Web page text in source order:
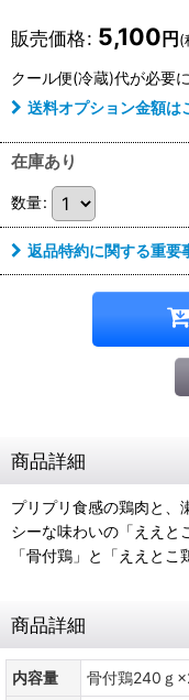
販売価格: 5,100円(
クール便(冷蔵)代が必要
送料オプション金額は
在庫あり
数量:
返品特約に関する重要
商品詳細
プリプリ食感の鶏肉と、
シーな味わいの「ええと
「骨付鶏」と「ええとこ
商品詳細
内容量 骨付鶏240ｇ